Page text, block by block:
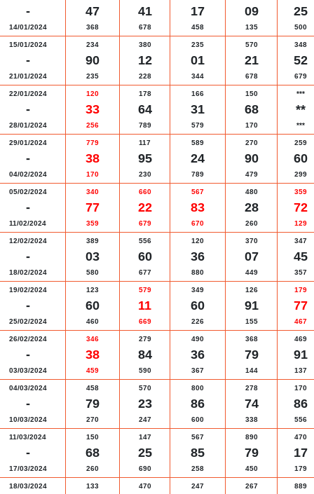
-
14/01/2024
47
368
41
678
17
458
09
135
25
500
15/01/2024
-
21/01/2024
234
90
235
380
12
228
235
01
344
570
21
678
348
52
679
22/01/2024
-
28/01/2024
120
33
256
178
64
789
166
31
579
150
68
170
***
**
***
29/01/2024
-
04/02/2024
779
38
170
117
95
230
589
24
789
270
90
479
259
60
299
05/02/2024
-
11/02/2024
340
77
359
660
22
679
567
83
670
480
28
260
359
72
129
12/02/2024
-
18/02/2024
389
03
580
556
60
677
120
36
880
370
07
449
347
45
357
19/02/2024
-
25/02/2024
123
60
460
579
11
669
349
60
226
126
91
155
179
77
467
26/02/2024
-
03/03/2024
346
38
459
279
84
590
490
36
367
368
79
144
469
91
137
04/03/2024
-
10/03/2024
458
79
270
570
23
247
800
86
600
278
74
338
170
86
556
11/03/2024
-
17/03/2024
150
68
260
147
25
690
567
85
258
890
79
450
470
17
179
18/03/2024 133 470 247 267 889